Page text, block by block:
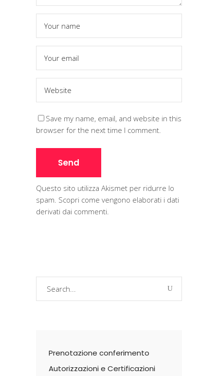
Save my name, email, and website in this
browser for the next time I comment.
Questo sito utilizza Akismet per ridurre lo
spam. Scopri come vengono elaborati i dati
derivati dai commenti.
Prenotazione conferimento
Autorizzazioni e Certificazioni